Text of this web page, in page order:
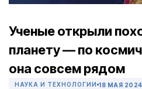
Ученые открыли
планету — по
она совсем рядом
НАУКА И ТЕХНОЛОГИИ 18 МАЯ 2024